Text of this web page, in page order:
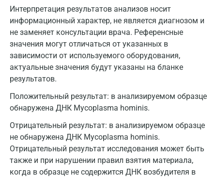
Интерпретация результатов анализов носит
информационный характер, не является диагнозом и
не заменяет консультации врача. Референсные
значения могут отличаться от указанных в
зависимости от используемого оборудования,
актуальные значения будут указаны на бланке
результатов.
Положительный результат: в анализируемом образце
обнаружена ДНК Mycoplasma hominis.
Отрицательный результат: в анализируемом образце
не обнаружена ДНК Mycoplasma hominis.
Отрицательный результат исследования может быть
также и при нарушении правил взятия материала,
когда в образце не содержится ДНК возбудителя в
Санкт-Петербург
Нижний Новгород
Альметьевск
Армавир
Астрахань
Балашиха
Барнаул